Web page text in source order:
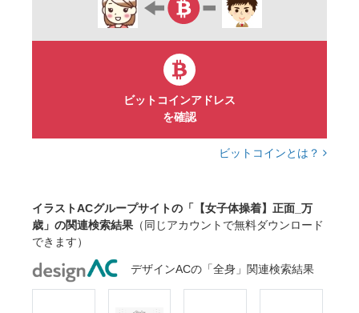
紅白帽 赤白帽
かわいい
ビットコインアドレス
を確認
ビットコインとは？
イラストACグループサイトの「【女子体操着】正面_万
歳」の関連検索結果 （同じアカウントで無料ダウンロード
できます）
デザインACの「全身」関連検索結果